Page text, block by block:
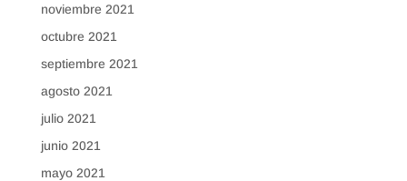
noviembre 2021
octubre 2021
septiembre 2021
agosto 2021
julio 2021
junio 2021
mayo 2021